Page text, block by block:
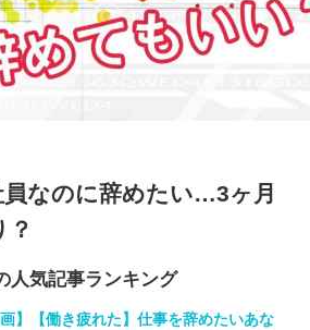
員なのに辞めたい…3ヶ月
？
人気記事ランキング
画】【働き疲れた】仕事を辞めたいあな